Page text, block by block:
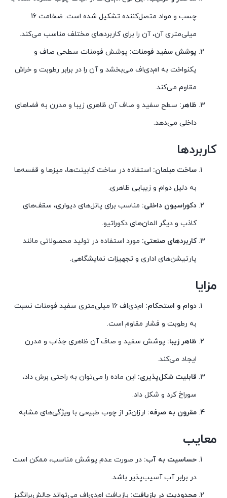
چسب و مواد متصل‌کننده تشکیل شده است. ضخامت 16
میلی‌متری آن، آن را برای کاربردهای مختلف مناسب می‌کند.
پوشش سفید فومنات: پوشش فومنات سطحی صاف و
یکنواخت به ام‌دی‌اف می‌بخشد و آن را در برابر رطوبت و خراش
مقاوم می‌کند.
ظاهر: سطح سفید و صاف آن ظاهری زیبا و مدرن به فضاهای
داخلی می‌دهد.
کاربردها
ساخت مبلمان: استفاده در ساخت کابینت‌ها، میزها و قفسه‌ها
به دلیل دوام و زیبایی ظاهری.
دکوراسیون داخلی: مناسب برای پانل‌های دیواری، سقف‌های
کاذب و دیگر المان‌های دکوراتیو.
کاربردهای صنعتی: مورد استفاده در تولید محصولاتی مانند
پارتیشن‌های اداری و تجهیزات نمایشگاهی.
مزایا
دوام و استحکام:
ام‌دی‌اف 16 میلی‌متری سفید فومنات نسبت
به رطوبت و فشار مقاوم است.
ظاهر زیبا: پوشش سفید و صاف آن ظاهری جذاب و مدرن
ایجاد می‌کند.
قابلیت شکل‌پذیری: این ماده را می‌توان به راحتی برش داد،
سوراخ کرد و شکل داد.
مقرون‌ به‌ صرفه: ارزان‌تر از چوب طبیعی با ویژگی‌های مشابه.
معایب
حساسیت به آب: در صورت عدم پوشش مناسب، ممکن است
در برابر آب آسیب‌پذیر باشد.
محدودیت در بازیافت: بازیافت ام‌دی‌اف می‌تواند چالش‌برانگیز